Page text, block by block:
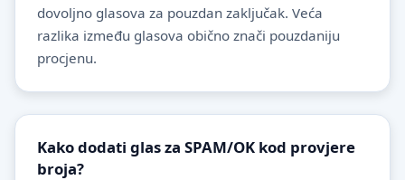
dovoljno glasova za pouzdan zaključak. Veća
razlika između glasova obično znači pouzdaniju
procjenu.
Kako dodati glas za SPAM/OK kod provjere
broja?